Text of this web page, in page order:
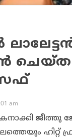
ചെയ്ത
am
ജീത്തു
ഹിറ്റ്